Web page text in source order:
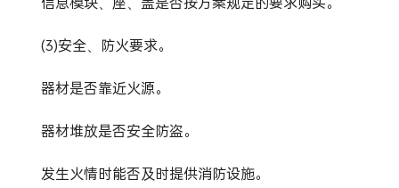
(3)安全、防火要求。
器材是否靠近火源。
器材堆放是否安全防盗。
发生火情时能否及时提供消防设施。